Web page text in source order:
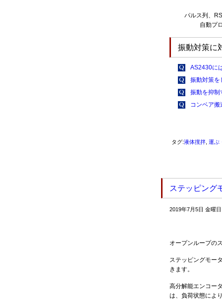
パルス列、
自動プ
振動対策に
AS2430に
振動対策を
振動を抑制
コンベア
タグ:液体撹拌, 運ぶ
ステッピング
2019年7月5日 金曜日
オープンループの
ステッピングモー
きます。
高分解能エンコー
は、負荷状態によ